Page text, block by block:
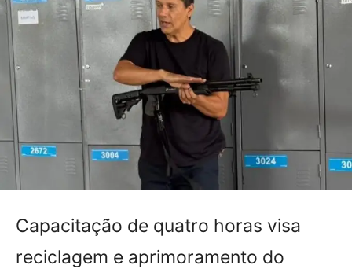
Capacitação de quatro horas visa
reciclagem e aprimoramento do